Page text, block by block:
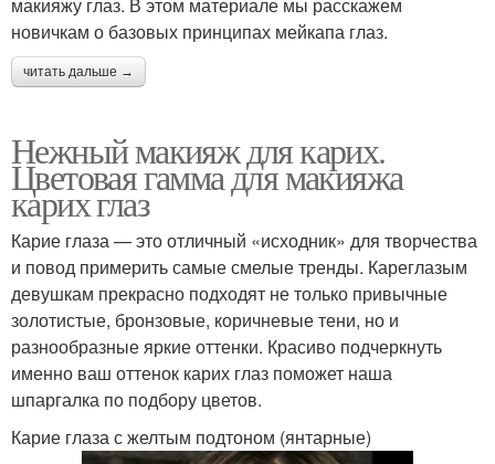
новичкам о базовых принципах мейкапа глаз.
читать дальше →
Нежный макияж для карих.
Цветовая гамма для макияжа
карих глаз
Карие глаза — это отличный «исходник» для творчества
и повод примерить самые смелые тренды. Кареглазым
девушкам прекрасно подходят не только привычные
золотистые, бронзовые, коричневые тени, но и
разнообразные яркие оттенки. Красиво подчеркнуть
именно ваш оттенок карих глаз поможет наша
шпаргалка по подбору цветов.
Карие глаза с желтым подтоном (янтарные)